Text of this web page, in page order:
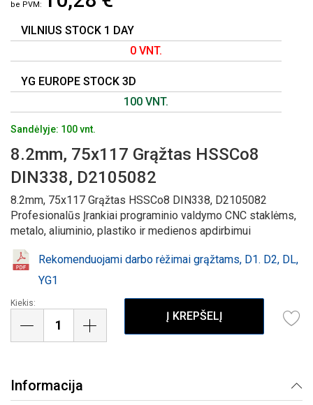
PRADŽIĄ
VILNIUS STOCK 1 DAY
0 VNT.
YG EUROPE STOCK 3D
100 VNT.
Sandėlyje: 100 vnt.
8.2mm, 75x117 Grąžtas HSSCo8
DIN338, D2105082
8.2mm, 75x117 Grąžtas HSSCo8 DIN338, D2105082
Profesionalūs Įrankiai programinio valdymo CNC staklėms,
metalo, aliuminio, plastiko ir medienos apdirbimui
Rekomenduojami darbo rėžimai grąžtams, D1. D2, DL,
YG1
Kiekis:
Į KREPŠELĮ
Informacija